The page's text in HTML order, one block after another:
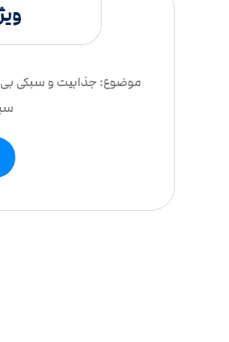
موضوع: جذابیت و سبکی